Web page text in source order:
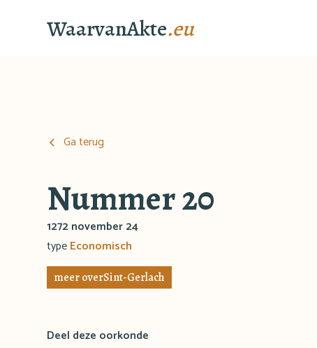
WaarvanAkte.eu
Ga terug
Nummer 20
1272 november 24
typeEconomisch
meer overSint-Gerlach
Deel deze oorkonde